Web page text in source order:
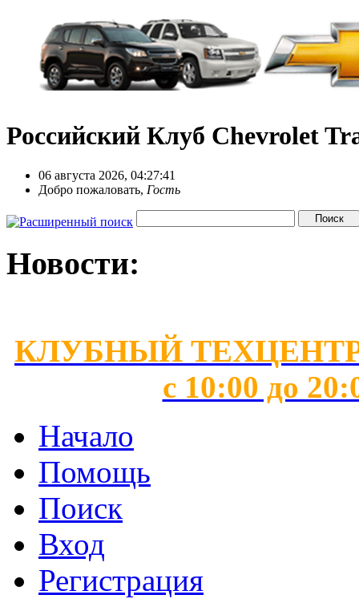
Российский Клуб Chevrolet
06 августа 2026, 04:27:41
Добро пожаловать, Гость
Новости:
КЛУБНЫЙ
с 10:00 до
Начало
Помощь
Поиск
Вход
Регистрация